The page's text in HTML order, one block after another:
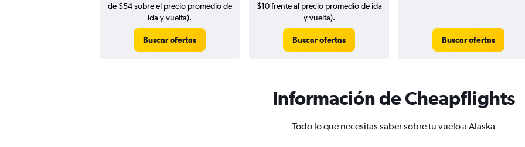
de $54 sobre el precio promedio de
ida y vuelta).
Buscar ofertas
$10 frente al precio promedio de ida
y vuelta).
Buscar ofertas Buscar ofertas
Información de Cheapflights
Todo lo que necesitas saber sobre tu vuelo a Alaska